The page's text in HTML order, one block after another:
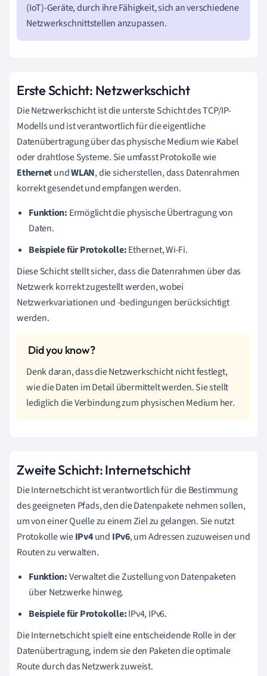
(IoT)-Geräte, durch ihre Fähigkeit, sich an verschiedene
Netzwerkschnittstellen anzupassen.
Erste Schicht: Netzwerkschicht
Die Netzwerkschicht ist die unterste Schicht des TCP/IP-
Modells und ist verantwortlich für die eigentliche
Datenübertragung über das physische Medium wie Kabel
oder drahtlose Systeme. Sie umfasst Protokolle wie
EthernetundWLAN, die sicherstellen, dass Datenrahmen
korrekt gesendet und empfangen werden.
Funktion: Ermöglicht die physische Übertragung von
Daten.
Beispiele für Protokolle:Ethernet, Wi-Fi.
Diese Schicht stellt sicher, dass die Datenrahmen über das
Netzwerk korrekt zugestellt werden, wobei
Netzwerkvariationen und -bedingungen berücksichtigt
werden.
Denk daran, dass die Netzwerkschicht nicht festlegt,
wie die Daten im Detail übermittelt werden. Sie stellt
lediglich die Verbindung zum physischen Medium her.
Zweite Schicht: Internetschicht
Die Internetschicht ist verantwortlich für die Bestimmung
des geeigneten Pfads, den die Datenpakete nehmen sollen,
um von einer Quelle zu einem Ziel zu gelangen. Sie nutzt
Protokolle wieIPv4und IPv6, um Adressen zuzuweisen und
Routen zu verwalten.
Funktion:Verwaltet die Zustellung von Datenpaketen
über Netzwerke hinweg.
Beispiele für Protokolle:IPv4, IPv6.
Die Internetschicht spielt eine entscheidende Rolle in der
Datenübertragung, indem sie den Paketen die optimale
Route durch das Netzwerk zuweist.